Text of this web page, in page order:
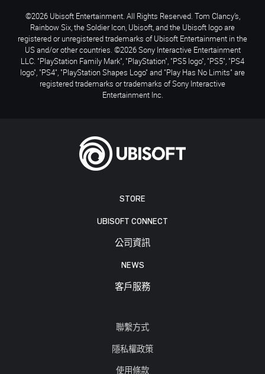
STORE
UBISOFT CONNECT
公司資訊
NEWS
客戶服務
聯繫方式
隱私權政策
使用條款
©2026 Ubisoft Entertainment. All Rights Reserved. Tom Clancy’s,
Rainbow Six, the Soldier Icon, Ubisoft, and the Ubisoft logo are
registered or unregistered trademarks of Ubisoft Entertainment in the
US and/or other countries. ©2026 Sony Interactive Entertainment
LLC. "PlayStation Family Mark", "PlayStation", "PS5 logo", "PS5", "PS4
logo", "PS4", "PlayStation Shapes Logo" and "Play Has No Limits" are
registered trademarks or trademarks of Sony Interactive
Entertainment Inc.